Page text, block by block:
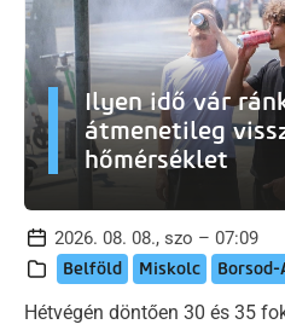
Ilyen idő vár
átmenetileg
hőmérséklet
2026. 08. 08., szo – 07:09
Belföld Miskolc
Hétvégén döntően 30 és 35